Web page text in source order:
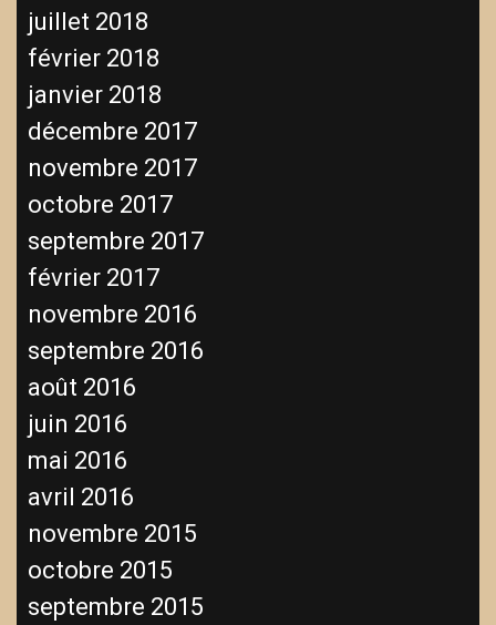
juillet 2018
février 2018
janvier 2018
décembre 2017
novembre 2017
octobre 2017
septembre 2017
février 2017
novembre 2016
septembre 2016
août 2016
juin 2016
mai 2016
avril 2016
novembre 2015
octobre 2015
septembre 2015